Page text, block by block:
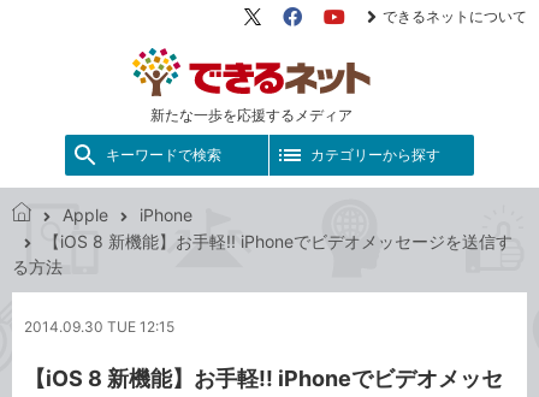
新たな一歩を応援するメディア
X（旧
FacebookYouTube
できるネットについて
キーワードで検索 カテゴリーから探す
き
ッ
Apple
iPhone
【iOS 8 新機能】お手軽!! iPhoneでビデオメッセージを送信す
る方法
2014.09.30 TUE 12:15
【iOS 8 新機能】お手軽!! iPhoneでビデオメッセ